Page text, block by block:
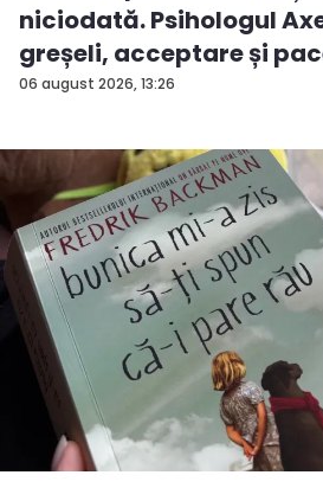
06 august 2026, 13:26
niciodată. Psihologul
greșeli, acceptare și